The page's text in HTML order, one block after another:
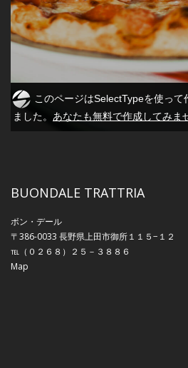
BUONDALE TRATTRIA
ボン・デール
〒386-0033 長野県上田市御所１１５−１２
℡（０２６８）２５－３８８６
Map